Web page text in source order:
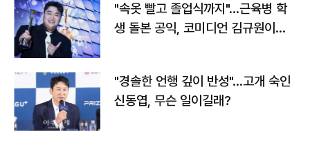
"속옷 빨고 졸업식까지"…근육병 학
생 돌본 공익, 코미디언 김규원이었
"경솔한 언행 깊이 반성"…고개 숙인
신동엽, 무슨 일이길래?